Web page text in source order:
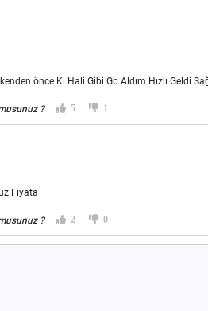
önce Ki Hali Gibi Gb Aldım Hızlı Geldi
? 5 1
Fiyata
? 2 0